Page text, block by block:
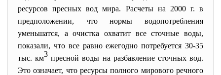
ресурсов пресных вод мира. Расчеты на 2000 г. в
предположении, что нормы водопотребления
уменьшатся, а очистка охватит все сточные воды,
показали, что все равно ежегодно потребуется 30-35
тыс. км3 пресной воды на разбавление сточных вод.
Это означает, что ресурсы полного мирового речного